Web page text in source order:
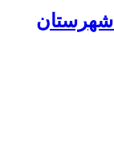
شهرستان